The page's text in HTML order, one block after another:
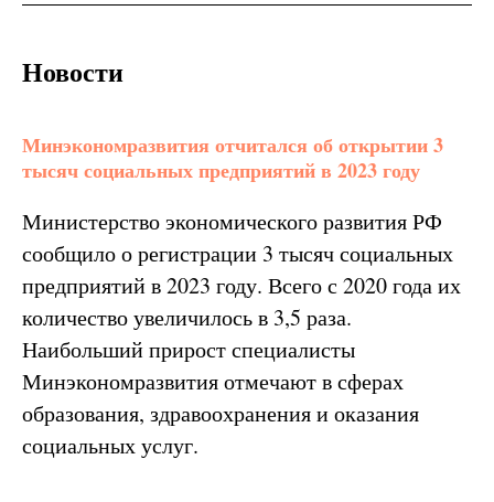
Новости
Минэкономразвития отчитался об открытии 3
тысяч социальных предприятий в 2023 году
Министерство экономического развития РФ
сообщило о регистрации 3 тысяч социальных
предприятий в 2023 году. Всего с 2020 года их
количество увеличилось в 3,5 раза.
Наибольший прирост специалисты
Минэкономразвития отмечают в сферах
образования, здравоохранения и оказания
социальных услуг.